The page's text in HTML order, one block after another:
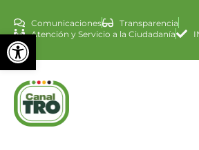
Abrir barra de
Comunicaciones
Transparencia
Atención y Servicio a la Ciudadanía